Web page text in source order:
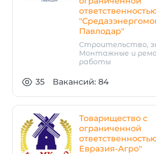
Павлодар"
Строительство,
Монтажные и
работы
35 Вакансий: 84
Товарищество с
ограниченной
Евразия-Агро"